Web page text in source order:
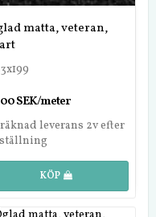
matta, veteran,
SEK/meter
leverans 2v efter
KÖP